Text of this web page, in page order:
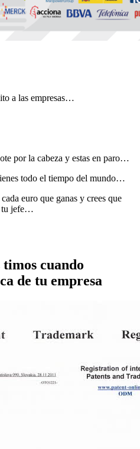
a las empresas…
por la cabeza y estas en paro…
todo el tiempo del mundo…
euro que ganas y crees que
tu jefe…
cuando
de tu empresa